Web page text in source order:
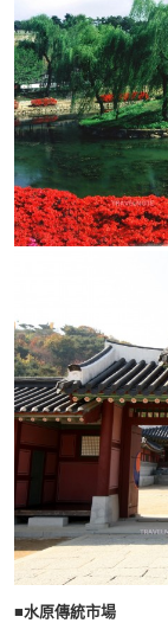
■水原傳統市場